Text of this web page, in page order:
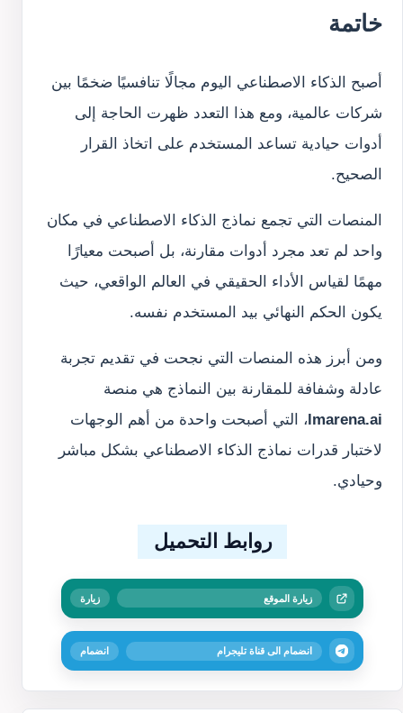
خاتمة
أصبح الذكاء الاصطناعي اليوم مجالًا تنافسيًا ضخمًا بين
شركات عالمية، ومع هذا التعدد ظهرت الحاجة إلى
أدوات حيادية تساعد المستخدم على اتخاذ القرار
الصحيح.
المنصات التي تجمع نماذج الذكاء الاصطناعي في مكان
واحد لم تعد مجرد أدوات مقارنة، بل أصبحت معيارًا
مهمًا لقياس الأداء الحقيقي في العالم الواقعي، حيث
يكون الحكم النهائي بيد المستخدم نفسه.
ومن أبرز هذه المنصات التي نجحت في تقديم تجربة
عادلة وشفافة للمقارنة بين النماذج هي منصة
lmarena.ai، التي أصبحت واحدة من أهم الوجهات
لاختبار قدرات نماذج الذكاء الاصطناعي بشكل مباشر
وحيادي.
روابط التحميل
زيارة الموقع زيارة
انضمام الى قناة تليجرام انضمام